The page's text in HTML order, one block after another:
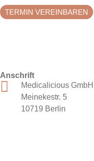
TERMIN VEREINBAREN
Anschrift
Medicalicious GmbH
Meinekestr. 5
10719 Berlin